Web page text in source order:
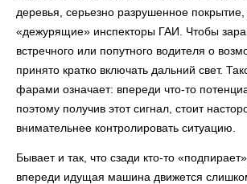
деревья, серьезно разрушенное покрытие,
«дежурящие» инспекторы ГАИ. Чтобы
встречного или попутного водителя о
принято кратко включать дальний свет.
фарами означает: впереди что-то
поэтому получив этот сигнал, стоит
внимательнее контролировать ситуацию.
Бывает и так, что сзади кто-то
впереди идущая машина движется